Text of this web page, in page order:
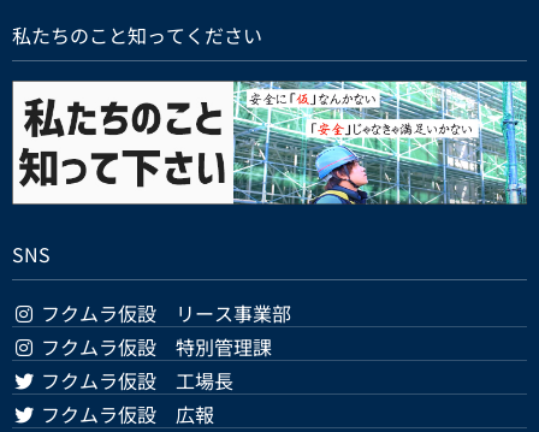
私たちのこと知ってください
SNS
フクムラ仮設 リース事業部
フクムラ仮設 特別管理課
フクムラ仮設 工場長
フクムラ仮設 広報